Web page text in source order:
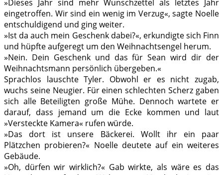
»Dieses Jahr sind mehr Wunschzettel als letztes Jahr
eingetroffen. Wir sind ein wenig im Verzug«, sagte Noelle
entschuldigend und ging weiter.
»Ist da auch mein Geschenk dabei?«, erkundigte sich Finn
und hüpfte aufgeregt um den Weihnachtsengel herum.
»Nein. Dein Geschenk und das für Sean wird dir der
Weihnachtsmann persönlich übergeben.«
Sprachlos lauschte Tyler. Obwohl er es nicht zugab,
wuchs seine Neugier. Für einen schlechten Scherz gaben
sich alle Beteiligten große Mühe. Dennoch wartete er
darauf, dass jemand um die Ecke kommen und laut
»Versteckte Kamera« rufen würde.
»Das dort ist unsere Bäckerei. Wollt ihr ein paar
Plätzchen probieren?« Noelle deutete auf ein weiteres
Gebäude.
»Oh, dürfen wir wirklich?« Gab wirkte, als wäre es das